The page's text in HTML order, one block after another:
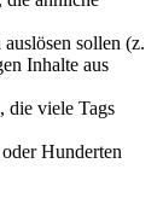
auslösen sollen (z.
Inhalte aus
die viele Tags
Hunderten